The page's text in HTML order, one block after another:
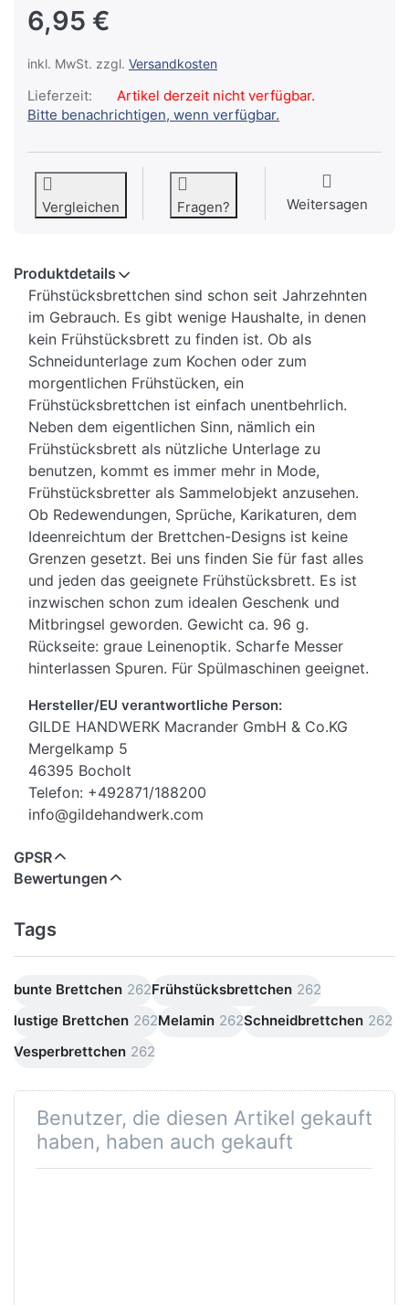
6,95 €
inkl. MwSt. zzgl. Versandkosten
Lieferzeit:
Artikel derzeit nicht verfügbar.
Bitte benachrichtigen, wenn verfügbar.
Vergleichen Fragen? Weitersagen
Produktdetails
Frühstücksbrettchen sind schon seit Jahrzehnten
im Gebrauch. Es gibt wenige Haushalte, in denen
kein Frühstücksbrett zu finden ist. Ob als
Schneidunterlage zum Kochen oder zum
morgentlichen Frühstücken, ein
Frühstücksbrettchen ist einfach unentbehrlich.
Neben dem eigentlichen Sinn, nämlich ein
Frühstücksbrett als nützliche Unterlage zu
benutzen, kommt es immer mehr in Mode,
Frühstücksbretter als Sammelobjekt anzusehen.
Ob Redewendungen, Sprüche, Karikaturen, dem
Ideenreichtum der Brettchen-Designs ist keine
Grenzen gesetzt. Bei uns finden Sie für fast alles
und jeden das geeignete Frühstücksbrett. Es ist
inzwischen schon zum idealen Geschenk und
Mitbringsel geworden. Gewicht ca. 96 g.
Rückseite: graue Leinenoptik. Scharfe Messer
hinterlassen Spuren. Für Spülmaschinen geeignet.
Hersteller/EU verantwortliche Person:
GILDE HANDWERK Macrander GmbH & Co.KG
Mergelkamp 5
46395 Bocholt
Telefon: +492871/188200
info@gildehandwerk.com
GPSR
Bewertungen
Tags
bunte Brettchen 262Frühstücksbrettchen 262
lustige Brettchen 262Melamin 262Schneidbrettchen 262
Vesperbrettchen 262
Benutzer, die diesen Artikel gekauft
haben, haben auch gekauft